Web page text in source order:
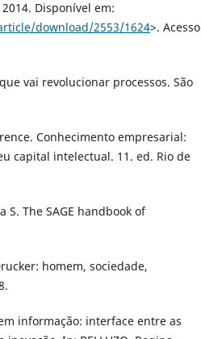
Disponível em:
download/2553/1624>. Acesso
vai revolucionar processos. São
Conhecimento empresarial:
capital intelectual. 11. ed. Rio de
S. The SAGE handbook of
homem, sociedade,
informação: interface entre as